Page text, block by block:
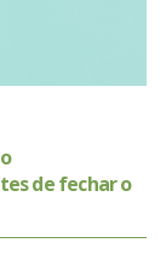
de fechar o